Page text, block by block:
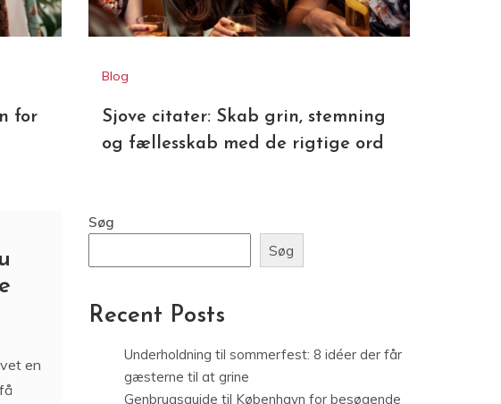
for
Blog
Sjove citater: Skab grin, stemning
og fællesskab med de rigtige ord
en
Søg
Søg
Recent Posts
Underholdning til sommerfest: 8 idéer der får
gæsterne til at grine
Genbrugsguide til København for besøgende